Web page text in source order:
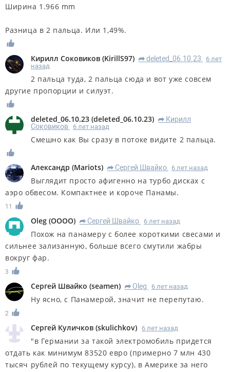
Ширина 1.966 mm
Разница в 2 пальца. Или 1,49%.
Кирилл Соковиков (KirillS97) R deleted_06.10.23
6 лет
назад
2 пальца туда, 2 пальца сюда и вот уже совсем
другие пропорции и силуэт.
deleted_06.10.23 (deleted_06.10.23) R Кирилл
Соковиков
6 лет назад
Смешно как Вы сразу в потоке видите 2 пальца.
Александр (Mariots) R Сергей Швайко 6 лет назад
Выглядит просто афигенно на турбо дисках с
аэро обвесом. Компактнее и короче Панамы.
11
Oleg (OOOO) R Сергей Швайко 6 лет назад
Похож на панамеру с более короткими свесами и
сильнее зализанную, больше всего смутили жабры
вокруг фар.
3
Сергей Швайко (seamen) R Oleg 6 лет назад
Ну ясно, с Панамерой, значит не перепутаю.
2
Сергей Куличков (skulichkov) 6 лет назад
"в Германии за такой электромобиль придется
отдать как минимум 83520 евро (примерно 7 млн 430
тысяч рублей по текущему курсу), в Америке за него